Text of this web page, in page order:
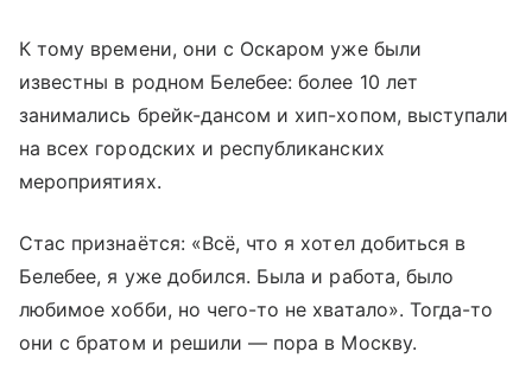
К тому времени, они с Оскаром уже были
известны в родном Белебее: более 10 лет
занимались брейк-дансом и хип-хопом, выступали
на всех городских и республиканских
мероприятиях.
Стас признаётся: «Всё, что я хотел добиться в
Белебее, я уже добился. Была и работа, было
любимое хобби, но чего-то не хватало». Тогда-то
они с братом и решили — пора в Москву.